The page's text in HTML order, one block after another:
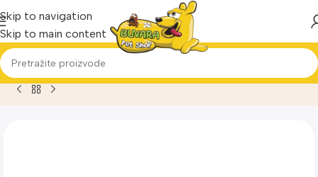
Skip to navigation
Skip to main content
Home Proizvod Whiskas Pure Delight Multipack za mačke